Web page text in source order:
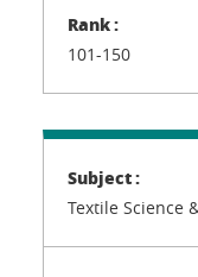
101-150
Textile Science